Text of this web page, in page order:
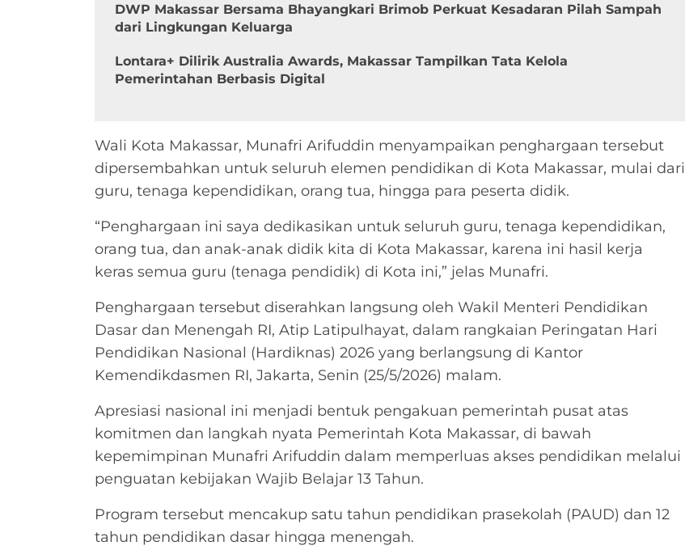
DWP Makassar Bersama Bhayangkari Brimob Perkuat Kesadaran Pilah Sampah
dari Lingkungan Keluarga
Lontara+ Dilirik Australia Awards, Makassar Tampilkan Tata Kelola
Pemerintahan Berbasis Digital
Wali Kota Makassar, Munafri Arifuddin menyampaikan penghargaan tersebut
dipersembahkan untuk seluruh elemen pendidikan di Kota Makassar, mulai dari
guru, tenaga kependidikan, orang tua, hingga para peserta didik.
“Penghargaan ini saya dedikasikan untuk seluruh guru, tenaga kependidikan,
orang tua, dan anak-anak didik kita di Kota Makassar, karena ini hasil kerja
keras semua guru (tenaga pendidik) di Kota ini,” jelas Munafri.
Penghargaan tersebut diserahkan langsung oleh Wakil Menteri Pendidikan
Dasar dan Menengah RI, Atip Latipulhayat, dalam rangkaian Peringatan Hari
Pendidikan Nasional (Hardiknas) 2026 yang berlangsung di Kantor
Kemendikdasmen RI, Jakarta, Senin (25/5/2026) malam.
Apresiasi nasional ini menjadi bentuk pengakuan pemerintah pusat atas
komitmen dan langkah nyata Pemerintah Kota Makassar, di bawah
kepemimpinan Munafri Arifuddin dalam memperluas akses pendidikan melalui
penguatan kebijakan Wajib Belajar 13 Tahun.
Program tersebut mencakup satu tahun pendidikan prasekolah (PAUD) dan 12
tahun pendidikan dasar hingga menengah.